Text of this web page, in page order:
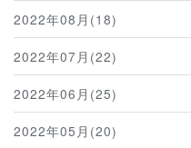
2022年08月(18)
2022年07月(22)
2022年06月(25)
2022年05月(20)